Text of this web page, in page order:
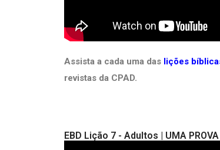
Assista a cada uma das lições
revistas da CPAD.
EBD Lição 7 - Adultos | UMA